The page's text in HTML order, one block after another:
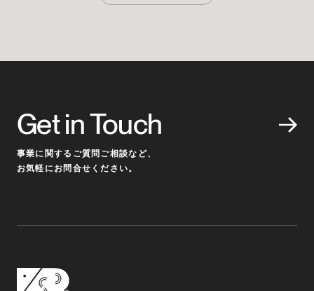
Get in Touch
事業に関するご質問ご相談など、
お気軽にお問合せください。